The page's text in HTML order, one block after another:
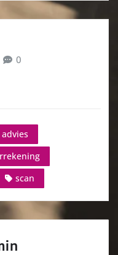
0
scan